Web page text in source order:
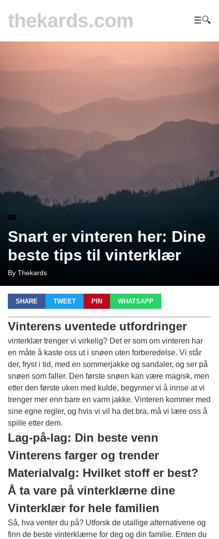
thekards.com ☰🔍
Snart er vinteren her: Dine
beste tips til vinterklær
By Thekards
SHARE TWEET PIN WHATSAPP
Vinterens uventede utfordringer
vinterklær trenger vi virkelig? Det er som om vinteren har
en måte å kaste oss ut i snøen uten forberedelse. Vi står
der, fryst i tid, med en sommerjakke og sandaler, og ser på
snøen som faller. Den første snøen kan være magisk, men
etter den første uken med kulde, begynner vi å innse at vi
trenger mer enn bare en varm jakke. Vinteren kommer med
sine egne regler, og hvis vi vil ha det bra, må vi lære oss å
spille etter dem.
Lag-på-lag: Din beste venn
Vinterens farger og trender
Materialvalg: Hvilket stoff er best?
Å ta vare på vinterklærne dine
Vinterklær for hele familien
Så, hva venter du på? Utforsk de utallige alternativene og
finn de beste vinterklærne for deg og din familie. Enten du